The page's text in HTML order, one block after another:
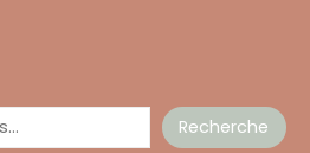
Recherche